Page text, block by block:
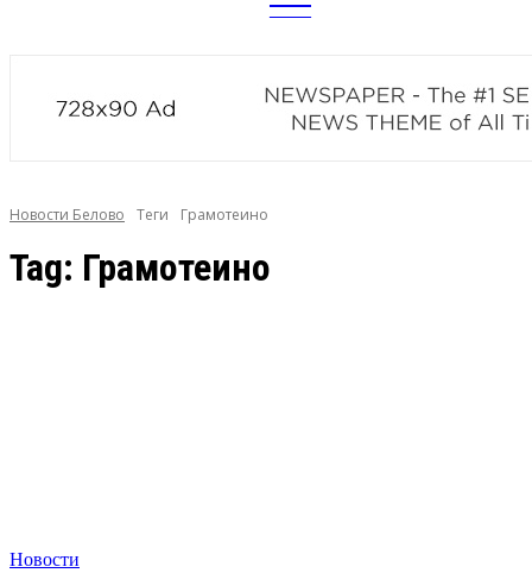
news
Новости Белово Теги Грамотеино
Tag: Грамотеино
Новости